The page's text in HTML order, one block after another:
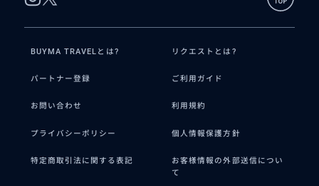
BUYMA TRAVELとは? リクエストとは?
パートナー登録 ご利用ガイド
お問い合わせ 利用規約
プライバシーポリシー 個人情報保護方針
特定商取引法に関する表記
お客様情報の外部送信につい
て